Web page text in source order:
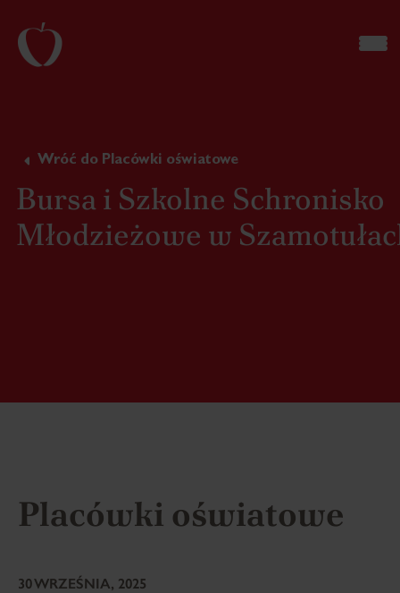
Wróć do Placówki oświatowe
Bursa i Szkolne Schronisko
Młodzieżowe w
Placówki oświatowe
30 WRZEŚNIA, 2025